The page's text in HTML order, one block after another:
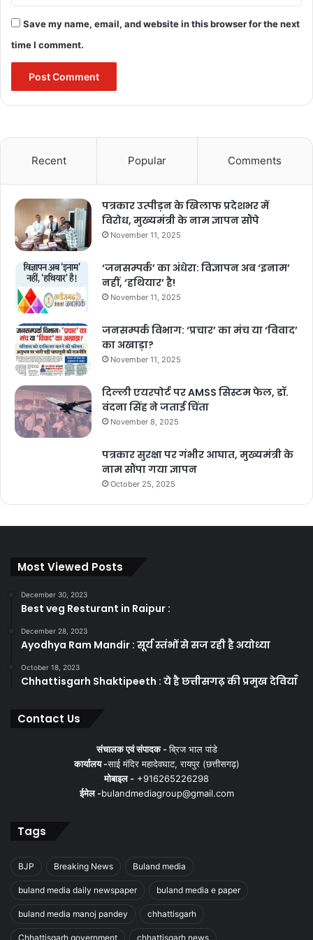
Saffron Restaurant – Best veg
restaurant in Raipur
3rd Floor, Colors Mall, Amrapali Society, Pachpedi Naka,
Raipur, Tikrapara, Chhattisgarh 492001
bulandmedia
b bhagat tarachand hotel
best cafe in raipur best food in raipur
best of raipur best restaurant in bhilai
Save my name, email, and website in this browser for the next
time I comment.
Recent Popular Comments
पत्रकार उत्पीड़न के खिलाफ प्रदेशभर में
विरोध, मुख्यमंत्री के नाम ज्ञापन सौंपे
November 11, 2025
‘जनसम्पर्क’ का अंधेरा: विज्ञापन अब ‘इनाम’
नहीं, ‘हथियार’ है!
November 11, 2025
जनसम्पर्क विभाग: ‘प्रचार’ का मंच या ‘विवाद’
का अखाड़ा?
November 11, 2025
दिल्ली एयरपोर्ट पर AMSS सिस्टम फेल, डॉ.
वंदना सिंह ने जताई चिंता
November 8, 2025
पत्रकार सुरक्षा पर गंभीर आघात, मुख्यमंत्री के
नाम सौंपा गया ज्ञापन
October 25, 2025
Most Viewed Posts
December 30, 2023
Best veg Resturant in Raipur :
December 28, 2023
Ayodhya Ram Mandir : सूर्य स्तंभों से सज रही है अयोध्या
October 18, 2023
Chhattisgarh Shaktipeeth : ये है छत्तीसगढ़ की प्रमुख देवियाँ
Contact Us
संचालक एवं संपादक -ब्रिज भाल पांडे
कार्यालय -साई मंदिर महादेवघाट, रायपुर (छत्तीसगढ़)
मोबाइल - +916265226298
ईमेल -bulandmediagroup@gmail.com
Tags
BJP Breaking News Buland media
buland media daily newspaper buland media e paper
buland media manoj pandey chhattisgarh
Chhattisgarh government chhattisgarh news